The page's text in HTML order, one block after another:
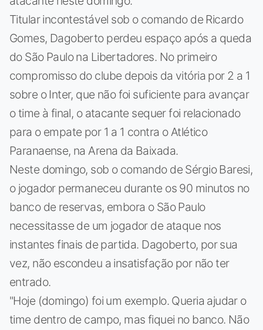
Titular incontestável sob o comando de Ricardo
Gomes, Dagoberto perdeu espaço após a queda
do São Paulo na Libertadores. No primeiro
compromisso do clube depois da vitória por 2 a 1
sobre o Inter, que não foi suficiente para avançar
o time à final, o atacante sequer foi relacionado
para o empate por 1 a 1 contra o Atlético
Paranaense, na Arena da Baixada.
Neste domingo, sob o comando de Sérgio Baresi,
o jogador permaneceu durante os 90 minutos no
banco de reservas, embora o São Paulo
necessitasse de um jogador de ataque nos
instantes finais de partida. Dagoberto, por sua
vez, não escondeu a insatisfação por não ter
entrado.
"Hoje (domingo) foi um exemplo. Queria ajudar o
time dentro de campo, mas fiquei no banco. Não